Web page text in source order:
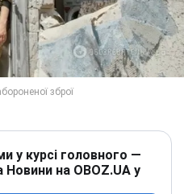
у курсі головного —
Новини на OBOZ.UA у